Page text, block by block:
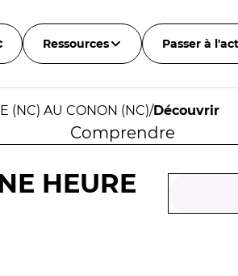
Ressources Passer à
(NC) AU CONON (NC)/Découvrir
Comprendre
HEURE